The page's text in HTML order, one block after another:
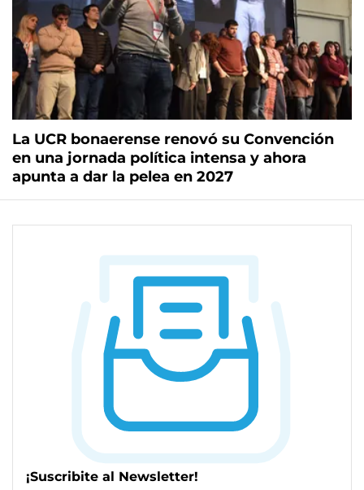
La UCR bonaerense renovó su Convención
en una jornada política intensa y ahora
apunta a dar la pelea en 2027
¡Suscribite al Newsletter!